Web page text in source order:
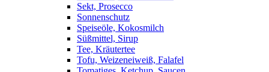
Sekt, Prosecco
Sonnenschutz
Speiseöle, Kokosmilch
Süßmittel, Sirup
Tee, Kräutertee
Tofu, Weizeneiweiß, Falafel